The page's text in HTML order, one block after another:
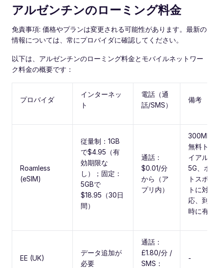
アルゼンチンのローミング料金
免責事項: 価格やプランは変更される可能性があります。最新の
情報については、常にプロバイダに確認してください。
以下は、アルゼンチンのローミング料金とモバイルネットワー
ク料金の概要です：
プロバイダ
インターネッ
ト
電話（通
話/SMS）
備考
Roamless
(eSIM)
従量制：1GB
で$4.95（有
効期限な
し）；固定：
5GBで
$18.95（30日
間）
通話：
$0.01/分
から（ア
プリ内）
300MBの
無料トラ
イアル、
5G、ホッ
トスポッ
トに対
応、到着
時に有効
EE (UK)
データ追加が
必要
通話：
£1.80/分 /
SMS：
-